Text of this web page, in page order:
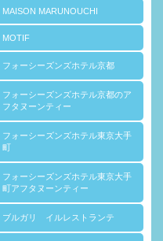
MAISON MARUNOUCHI
MOTIF
フォーシーズンズホテル京都
フォーシーズンズホテル京都のア
フタヌーンティー
フォーシーズンズホテル東京大手
町
フォーシーズンズホテル東京大手
町アフタヌーンティー
ブルガリ イルレストランテ